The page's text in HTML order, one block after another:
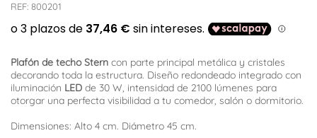
REF: 800201
Plafón de techo Stern con parte principal metálica y cristales
decorando toda la estructura. Diseño redondeado integrado con
iluminación LED de 30 W, intensidad de 2100 lúmenes para
otorgar una perfecta visibilidad a tu comedor, salón o dormitorio.
Dimensiones: Alto 4 cm. Diámetro 45 cm.